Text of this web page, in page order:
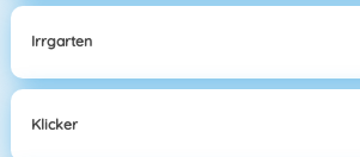
Irrgarten
Klicker